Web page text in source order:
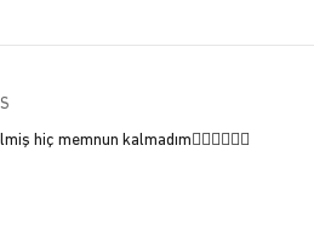
S
hiç memnun kalmadım👎🏻👎🏻👎🏻